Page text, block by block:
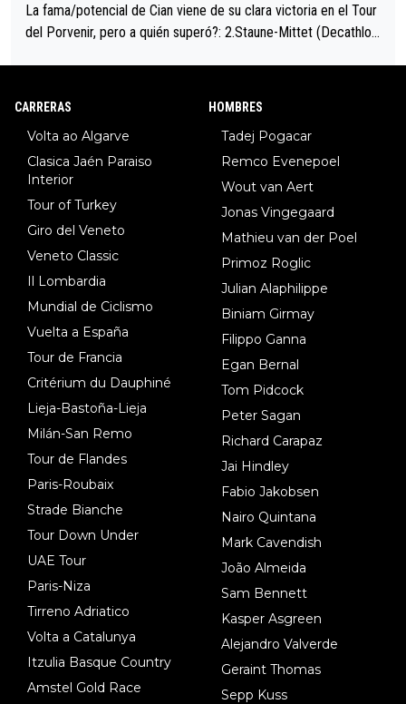
La fama/potencial de Cian viene de su clara victoria en el Tour
del Porvenir, pero a quién superó?: 2.Staune-Mittet (Decathlon,
CARRERAS
Volta ao Algarve
Clasica Jaén Paraiso
Interior
Tour of Turkey
Giro del Veneto
Veneto Classic
Il Lombardia
Mundial de Ciclismo
Vuelta a España
Tour de Francia
Critérium du Dauphiné
Lieja-Bastoña-Lieja
Milán-San Remo
Tour de Flandes
Paris-Roubaix
Strade Bianche
Tour Down Under
UAE Tour
Paris-Niza
Tirreno Adriatico
Volta a Catalunya
Itzulia Basque Country
Amstel Gold Race
HOMBRES
Tadej Pogacar
Remco Evenepoel
Wout van Aert
Jonas Vingegaard
Mathieu van der Poel
Primoz Roglic
Julian Alaphilippe
Biniam Girmay
Filippo Ganna
Egan Bernal
Tom Pidcock
Peter Sagan
Richard Carapaz
Jai Hindley
Fabio Jakobsen
Nairo Quintana
Mark Cavendish
João Almeida
Sam Bennett
Kasper Asgreen
Alejandro Valverde
Geraint Thomas
Sepp Kuss